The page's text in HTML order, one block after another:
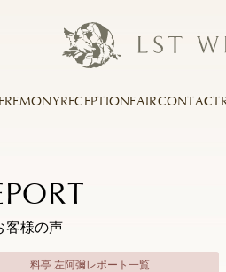
RECEPTION FAIRCONTACT
客様の声
料亭 左阿彌レポート一覧